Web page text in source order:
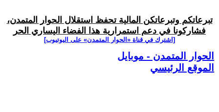
تبرعاتكم وتبرعاتكن المالية تحفظ استقلال الحوار المتمدن،
فشاركونا في دعم استمرارية هذا الفضاء اليساري الحر
[اشترك في قناة ‫«الحوار المتمدن» على اليوتيوب]
الحوار المتمدن - موبايل
الموقع الرئيسي